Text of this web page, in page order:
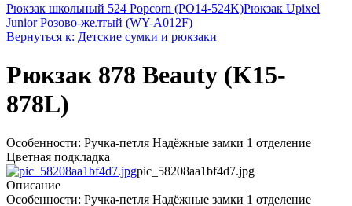
Рюкзак школьный 524 Popcorn (PO14-524K)Рюкзак Upixel
Junior Розово-желтый (WY-A012F)
Вернуться к: Детские сумки и рюкзаки
Рюкзак 878 Beauty (K15-
878L)
Особенности: Ручка-петля Надёжные замки 1 отделение
Цветная подкладка
pic_58208aa1bf4d7.jpg
Описание
Особенности: Ручка-петля Надёжные замки 1 отделение